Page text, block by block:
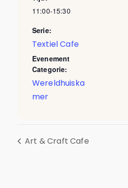
11:00-15:30
Serie:
Textiel Cafe
Evenement
Categorie:
Wereldhuiska
mer
Art & Craft Cafe